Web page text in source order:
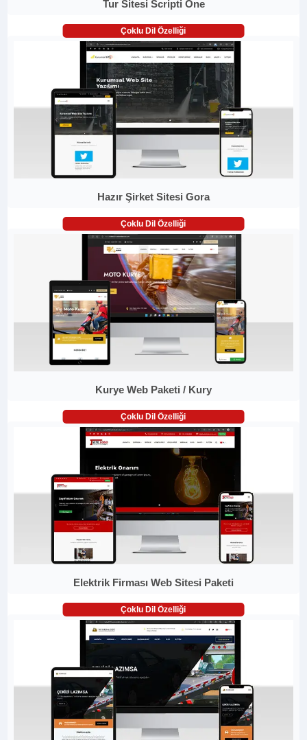
Tur Sitesi Scripti One
Çoklu Dil Özelliği
Hazır Şirket Sitesi Gora
Çoklu Dil Özelliği
Kurye Web Paketi / Kury
Çoklu Dil Özelliği
Elektrik Firması Web Sitesi Paketi
Çoklu Dil Özelliği